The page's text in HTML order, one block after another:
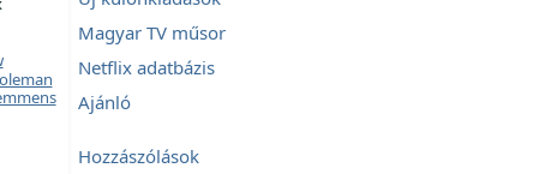
Magyar TV műsor
Netflix adatbázis
Ajánló
Hozzászólások